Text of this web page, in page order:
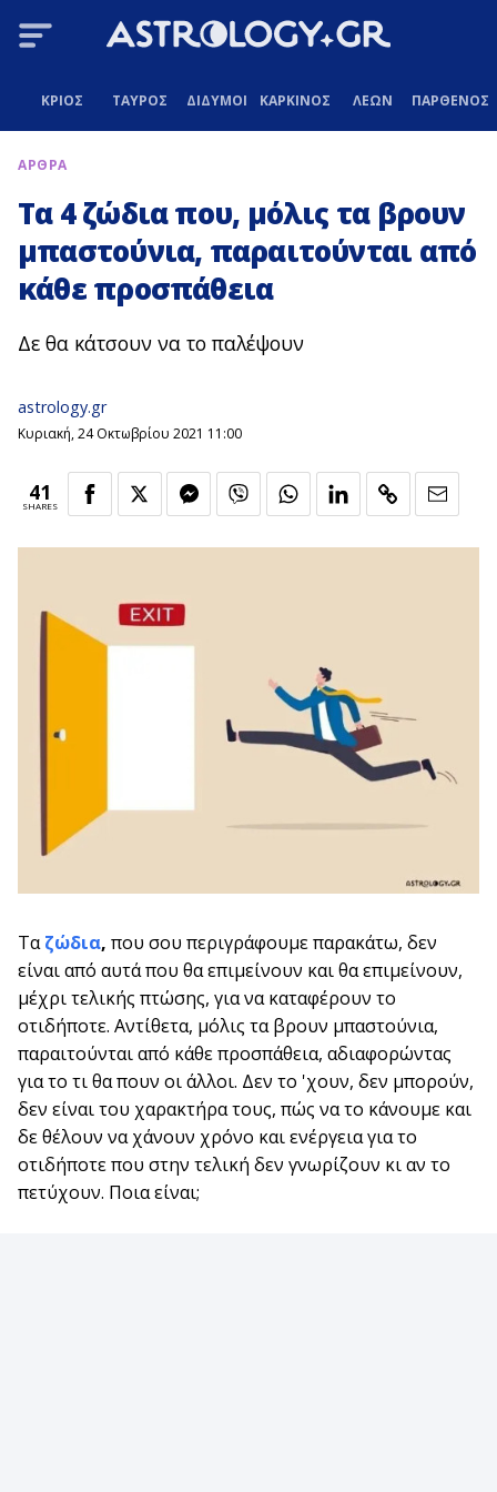
ΚΡΙΟΣ ΤΑΥΡΟΣ ΔΙΔΥΜΟΙ ΚΑΡΚΙΝΟΣ ΛΕΩΝ ΠΑΡΘΕΝΟΣ
ΑΡΘΡΑ
Τα 4 ζώδια που, μόλις τα βρουν
μπαστούνια, παραιτούνται από
κάθε προσπάθεια
Δε θα κάτσουν να το παλέψουν
astrology.gr
Κυριακή, 24 Οκτωβρίου 2021 11:00
41
SHARES
Ταζώδια, που σου περιγράφουμε παρακάτω, δεν
είναι από αυτά που θα επιμείνουν και θα επιμείνουν,
μέχρι τελικής πτώσης, για να καταφέρουν το
οτιδήποτε. Αντίθετα, μόλις τα βρουν μπαστούνια,
παραιτούνται από κάθε προσπάθεια, αδιαφορώντας
για το τι θα πουν οι άλλοι. Δεν το 'χουν, δεν μπορούν,
δεν είναι του χαρακτήρα τους, πώς να το κάνουμε και
δε θέλουν να χάνουν χρόνο και ενέργεια για το
οτιδήποτε που στην τελική δεν γνωρίζουν κι αν το
πετύχουν. Ποια είναι;